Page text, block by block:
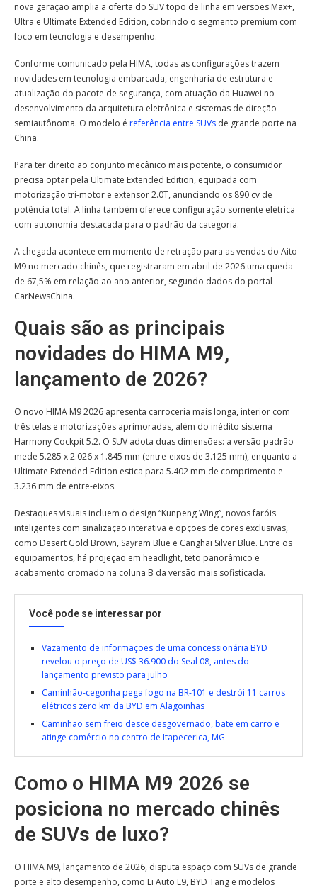
nova geração amplia a oferta do SUV topo de linha em versões Max+,
Ultra e Ultimate Extended Edition, cobrindo o segmento premium com
foco em tecnologia e desempenho.
Conforme comunicado pela HIMA, todas as configurações trazem
novidades em tecnologia embarcada, engenharia de estrutura e
atualização do pacote de segurança, com atuação da Huawei no
desenvolvimento da arquitetura eletrônica e sistemas de direção
semiautônoma. O modelo é referência entre SUVs de grande porte na
China.
Para ter direito ao conjunto mecânico mais potente, o consumidor
precisa optar pela Ultimate Extended Edition, equipada com
motorização tri-motor e extensor 2.0T, anunciando os 890 cv de
potência total. A linha também oferece configuração somente elétrica
com autonomia destacada para o padrão da categoria.
A chegada acontece em momento de retração para as vendas do Aito
M9 no mercado chinês, que registraram em abril de 2026 uma queda
de 67,5% em relação ao ano anterior, segundo dados do portal
CarNewsChina.
Quais são as principais
novidades do HIMA M9,
lançamento de 2026?
O novo HIMA M9 2026 apresenta carroceria mais longa, interior com
três telas e motorizações aprimoradas, além do inédito sistema
Harmony Cockpit 5.2. O SUV adota duas dimensões: a versão padrão
mede 5.285 x 2.026 x 1.845 mm (entre-eixos de 3.125 mm), enquanto a
Ultimate Extended Edition estica para 5.402 mm de comprimento e
3.236 mm de entre-eixos.
Destaques visuais incluem o design “Kunpeng Wing”, novos faróis
inteligentes com sinalização interativa e opções de cores exclusivas,
como Desert Gold Brown, Sayram Blue e Canghai Silver Blue. Entre os
equipamentos, há projeção em headlight, teto panorâmico e
acabamento cromado na coluna B da versão mais sofisticada.
Você pode se interessar por
Vazamento de informações de uma concessionária BYD
revelou o preço de US$ 36.900 do Seal 08, antes do
lançamento previsto para julho
Caminhão-cegonha pega fogo na BR-101 e destrói 11 carros
elétricos zero km da BYD em Alagoinhas
Caminhão sem freio desce desgovernado, bate em carro e
atinge comércio no centro de Itapecerica, MG
Como o HIMA M9 2026 se
posiciona no mercado chinês
de SUVs de luxo?
O HIMA M9, lançamento de 2026, disputa espaço com SUVs de grande
porte e alto desempenho, como Li Auto L9, BYD Tang e modelos